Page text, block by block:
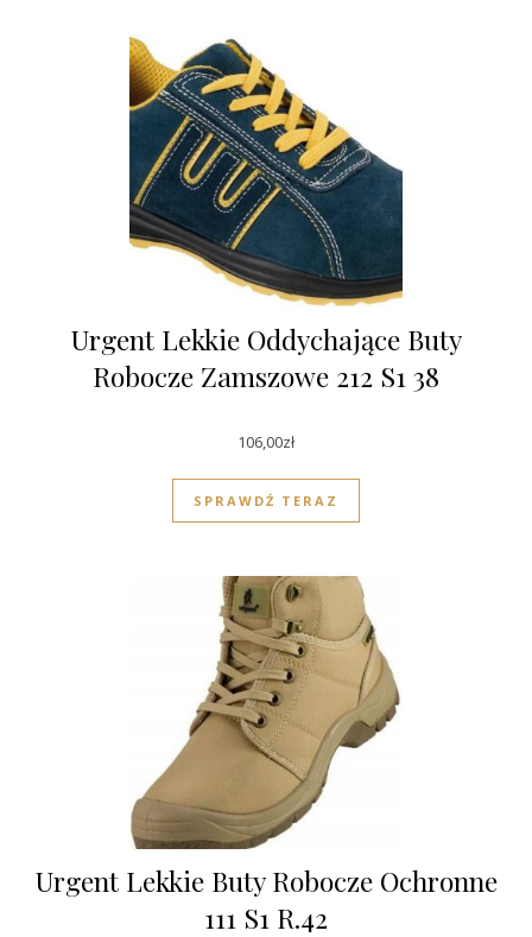
Urgent Lekkie Oddychające Buty
Robocze Zamszowe 212 S1 38
106,00zł
SPRAWDŹ TERAZ
Urgent Lekkie Buty Robocze Ochronne
111 S1 R.42